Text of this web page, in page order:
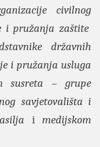
civilnog
i pružanja zaštite
državnih
i pružanja usluga
susreta – grupe
savjetovališta i
i medijskom